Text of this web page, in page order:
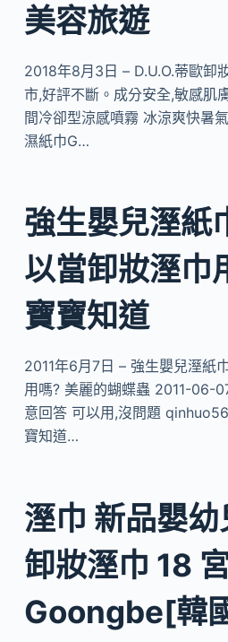
美容旅遊
2018年8月3日 – D.U.O.蒂歐卸
市,好評不斷。成分安全,敏感肌
間冷卻型涼感噴霧 冰涼爽快暑
濕紙巾G…
強生嬰兒溼紙
以當卸妝溼巾
寶寶知道
2011年6月7日 – 強生嬰兒溼紙
用嗎? 美麗的蝴蝶蟲 2011-06-
意回答 可以用,沒問題
寶知道…
溼巾 新品嬰
卸妝溼巾 18
Goongbe[韓